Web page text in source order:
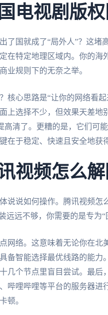
电视剧版
了国就成了“局外人”？这堵
在特定地理区域内。你的海
业规则下的无奈之举。
？核心思路是“让你的网络看
上选择不少，但效果天差地
高清了。更糟的是，它们可
在于稳定、快速且安全地获
视频怎么
说说如何操作。腾讯视频怎
远不够，你需要的是专为“
网络。这意味着无论你在北
备智能选择最优线路的能力
几个节点里盲目尝试。最后
哔哩哔哩等平台的服务器进
顿。